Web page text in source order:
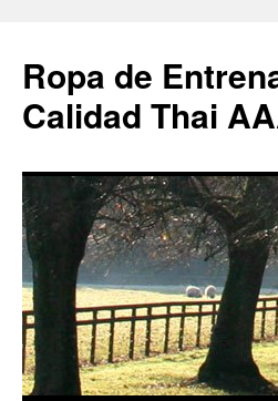
Ropa de
Calidad Thai